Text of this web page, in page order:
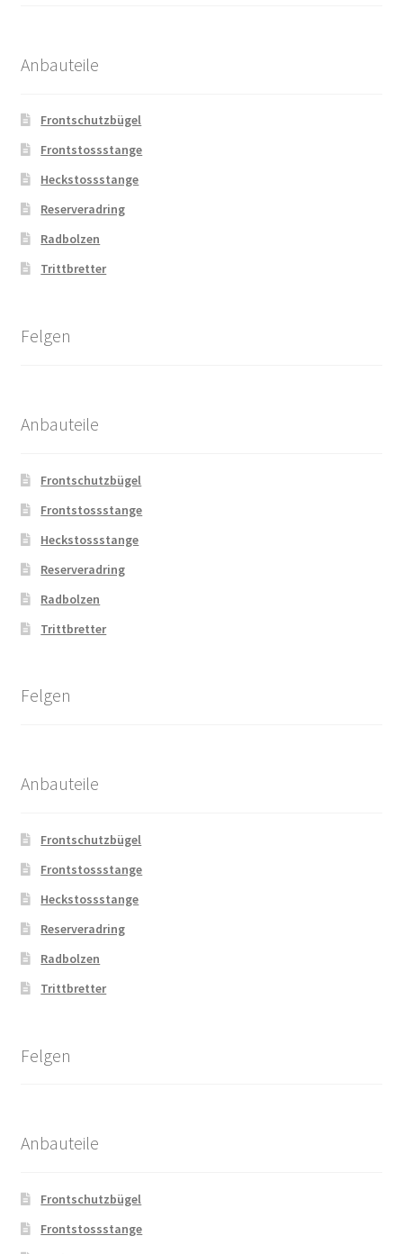
Anbauteile
Frontschutzbügel
Frontstossstange
Heckstossstange
Reserveradring
Radbolzen
Trittbretter
Felgen
Anbauteile
Frontschutzbügel
Frontstossstange
Heckstossstange
Reserveradring
Radbolzen
Trittbretter
Felgen
Anbauteile
Frontschutzbügel
Frontstossstange
Heckstossstange
Reserveradring
Radbolzen
Trittbretter
Felgen
Anbauteile
Frontschutzbügel
Frontstossstange